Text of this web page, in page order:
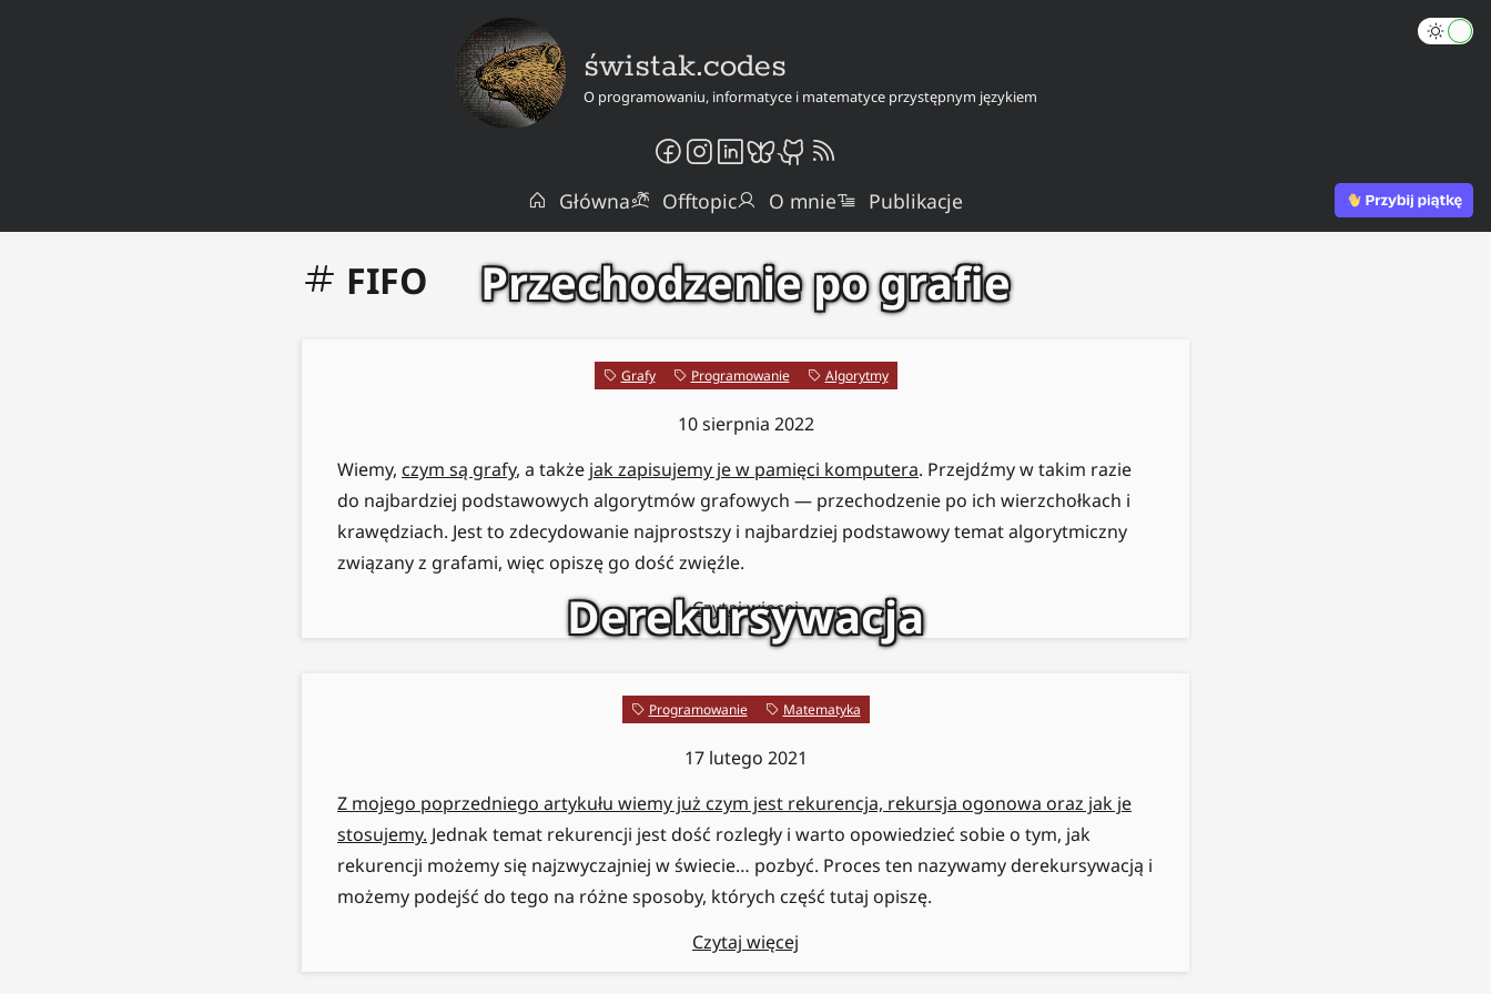
świstak.codes
O programowaniu, informatyce i matematyce przystępnym językiem
Główna Offtopic O mnie Publikacje
FIFO Przechodzenie po grafie
Grafy Programowanie Algorytmy
10 sierpnia 2022
Wiemy, czym są grafy, a także jak zapisujemy je w pamięci komputera. Przejdźmy w takim razie
do najbardziej podstawowych algorytmów grafowych — przechodzenie po ich wierzchołkach i
krawędziach. Jest to zdecydowanie najprostszy i najbardziej podstawowy temat algorytmiczny
związany z grafami, więc opiszę go dość zwięźle.
Czytaj więcej
Derekursywacja
Programowanie Matematyka
17 lutego 2021
Z mojego poprzedniego artykułu wiemy już czym jest rekurencja, rekursja ogonowa oraz jak je
stosujemy. Jednak temat rekurencji jest dość rozległy i warto opowiedzieć sobie o tym, jak
rekurencji możemy się najzwyczajniej w świecie… pozbyć. Proces ten nazywamy derekursywacją i
możemy podejść do tego na różne sposoby, których część tutaj opiszę.
Czytaj więcej